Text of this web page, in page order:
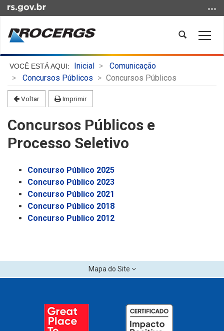
para
conteúdo
Ir
para
menu
busca
Abrir
busca
Início
conteúdo
Inicial
Comunicação
Concursos Públicos
Concursos Públicos
Voltar Imprimir
Concursos Públicos e
Processo Seletivo
Concurso Público 2025
Concurso Público 2023
Concurso Público 2021
Concurso Público 2018
Concurso Publico 2012
Mapa do Site